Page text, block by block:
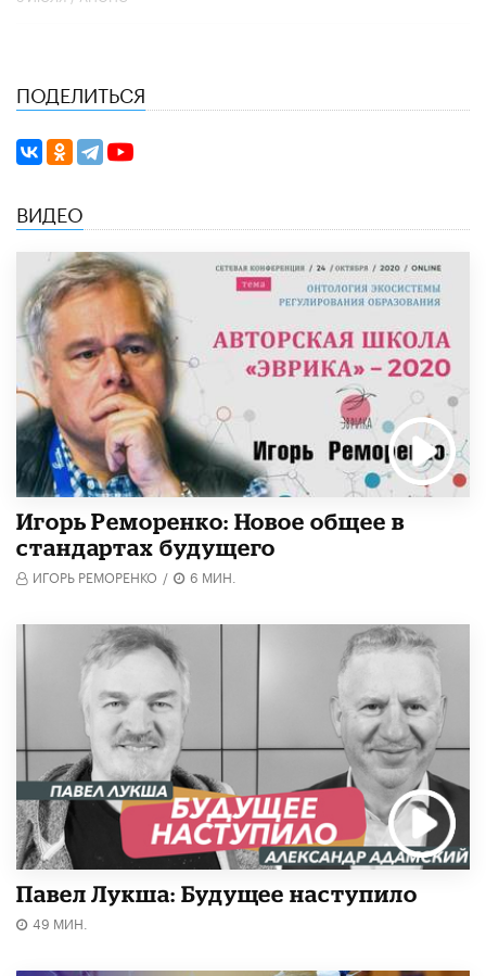
ПОДЕЛИТЬСЯ
ВИДЕО
Игорь Реморенко: Новое общее в
стандартах будущего
ИГОРЬ РЕМОРЕНКО / 6 МИН.
Павел Лукша: Будущее наступило
49 МИН.